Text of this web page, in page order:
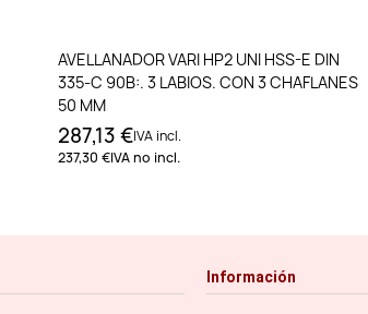
Añadir al carrito
AVELLANADOR VARI HP2 UNI HSS-E DIN
335-C 90B:. 3 LABIOS. CON 3 CHAFLANES
50 MM
287,13 €IVA incl.
237,30 €IVA no incl.
Información